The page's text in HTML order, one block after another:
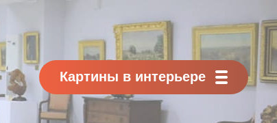
Картины в интерьере